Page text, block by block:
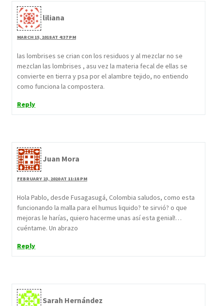
liliana
MARCH 15, 2018 AT 4:37 PM
las lombrises se crian con los residuos y al mezclar no se
mezclan las lombrises , asu vez la materia fecal de ellas se
convierte en tierra y psa por el alambre tejido, no entiendo
como funciona la compostera.
Reply
Juan Mora
FEBRUARY 23, 2020 AT 11:18 PM
Hola Pablo, desde Fusagasugá, Colombia saludos, como esta
funcionando la malla para el humus liquido? te sirvió? o que
mejoras le harías, quiero hacerme unas así esta genial!…
cuéntame. Un abrazo
Reply
Sarah Hernández